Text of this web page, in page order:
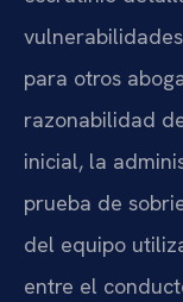
para otros
razonabilidad
inicial, la
prueba de
del equipo
entre el